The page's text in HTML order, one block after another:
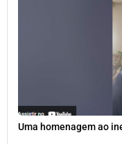
Uma homenagem ao